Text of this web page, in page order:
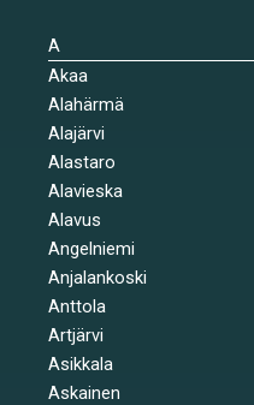
A
Akaa
Alahärmä
Alajärvi
Alastaro
Alavieska
Alavus
Angelniemi
Anjalankoski
Anttola
Artjärvi
Asikkala
Askainen